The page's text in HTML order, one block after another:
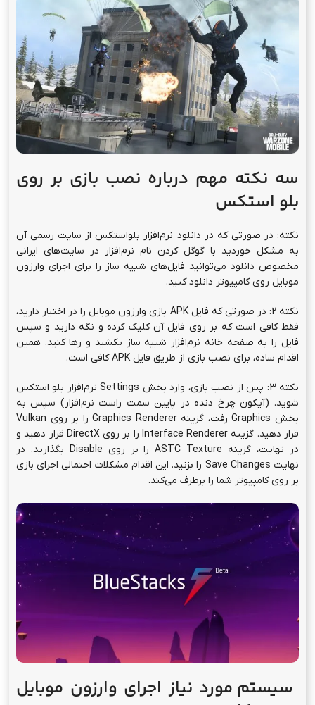
سه نکته مهم درباره نصب بازی بر روی
بلو استکس
نکته: در صورتی که در دانلود نرم‌افزار بلواستکس از سایت رسمی آن
به مشکل خوردید با گوگل کردن نام نرم‌افزار در سایت‌های ایرانی
مخصوص دانلود می‌توانید فایل‌های شبیه ساز را برای اجرای وارزون
موبایل روی کامپیوتر دانلود کنید.
نکته 2: در صورتی که فایل APK بازی وارزون موبایل را در اختیار دارید،
فقط کافی است که بر روی فایل آن کلیک کرده و نگه دارید و سپس
فایل را به صفحه خانه نرم‌افزار شبیه ساز بکشید و ر‌ها کنید. همین
اقدام ساده، برای نصب بازی از طریق فایل APK کافی است.
نکته 3: پس از نصب بازی، وارد بخش Settings نرم‌افزار بلو استکس
شوید. (آیکون چرخ دنده در پایین سمت راست نرم‌افزار) سپس به
بخش Graphics رفت، گزینه Graphics Renderer را بر روی Vulkan
قرار دهید. گزینه Interface Renderer را بر روی DirectX قرار دهید و
در نهایت، گزینه ASTC Texture را بر روی Disable بگذارید. در
نهایت Save Changes را بزنید. این اقدام مشکلات احتمالی اجرای بازی
بر روی کامپیوتر شما را برطرف می‌کند.
سیستم مورد نیاز اجرای وارزون موبایل